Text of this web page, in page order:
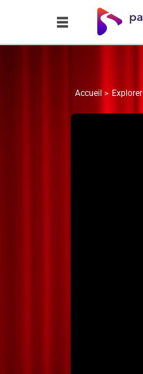
Accueil Explorer